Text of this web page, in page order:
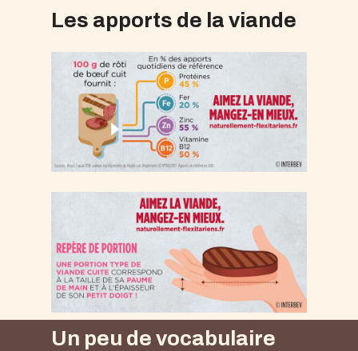
Les apports de la viande
Un peu de vocabulaire